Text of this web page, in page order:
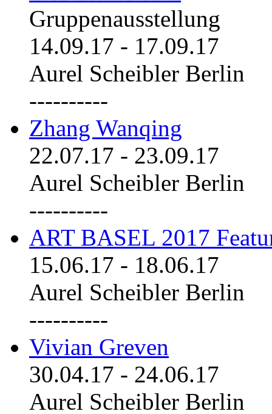
Gruppenausstellung
14.09.17 - 17.09.17
Aurel Scheibler Berlin
----------
Zhang Wanqing
22.07.17 - 23.09.17
Aurel Scheibler Berlin
----------
ART BASEL 2017
15.06.17 - 18.06.17
Aurel Scheibler Berlin
----------
Vivian Greven
30.04.17 - 24.06.17
Aurel Scheibler Berlin